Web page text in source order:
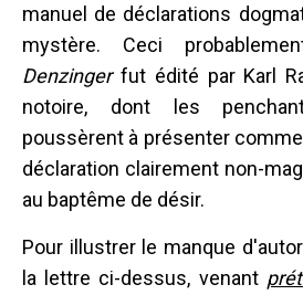
manuel de déclarations
mystère. Ceci
Denzingerfut édité par Karl
notoire, dont les
poussèrent à présenter
déclaration clairement non-
au baptême de désir.
Pour illustrer le manque
la lettre ci-dessus, venant